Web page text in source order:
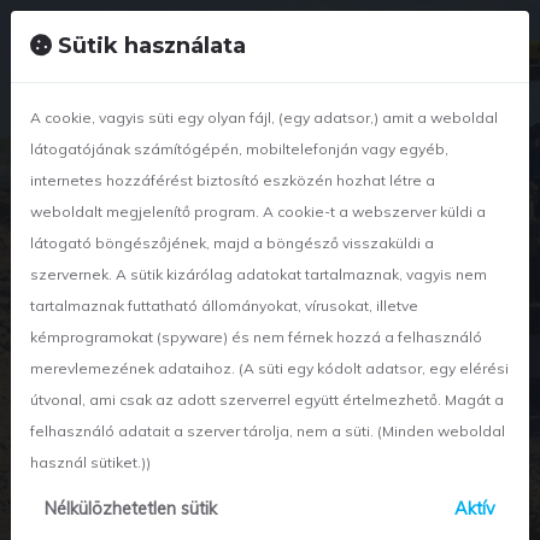
+36 42 886 834
x
Fejlesztések
Cégünk fejlesztései
Sütik használata
A cookie, vagyis süti egy olyan fájl, (egy adatsor,) amit a weboldal
látogatójának számítógépén, mobiltelefonján vagy egyéb,
internetes hozzáférést biztosító eszközén hozhat létre a
weboldalt megjelenítő program. A cookie-t a webszerver küldi a
látogató böngészőjének, majd a böngésző visszaküldi a
szervernek. A sütik kizárólag adatokat tartalmaznak, vagyis nem
tartalmaznak futtatható állományokat, vírusokat, illetve
kémprogramokat (spyware) és nem férnek hozzá a felhasználó
merevlemezének adataihoz. (A süti egy kódolt adatsor, egy elérési
útvonal, ami csak az adott szerverrel együtt értelmezhető. Magát a
felhasználó adatait a szerver tárolja, nem a süti. (Minden weboldal
használ sütiket.))
Nélkülözhetetlen sütik Aktív